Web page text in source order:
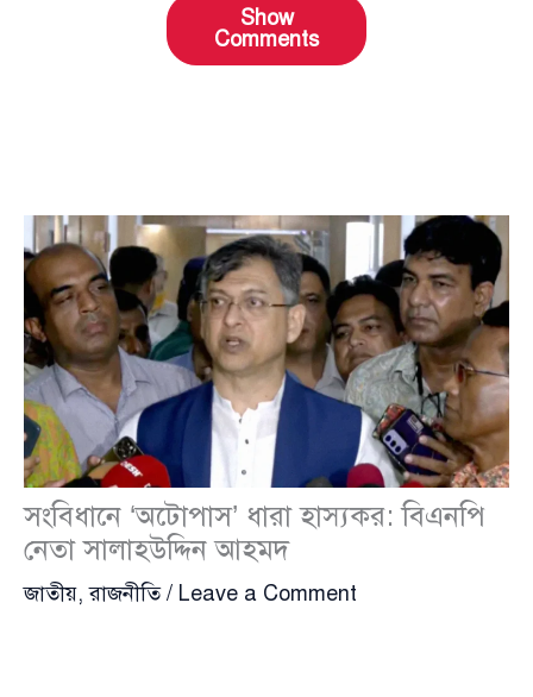
Show
Comments
সংবিধানে ‘অটোপাস’ ধারা হাস্যকর: বিএনপি
নেতা সালাহউদ্দিন আহমদ
জাতীয়,রাজনীতি/ Leave a Comment